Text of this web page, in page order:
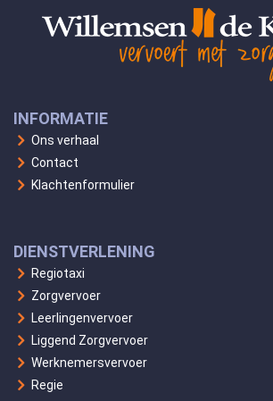
INFORMATIE
Ons verhaal
Contact
Klachtenformulier
DIENSTVERLENING
Regiotaxi
Zorgvervoer
Leerlingenvervoer
Liggend Zorgvervoer
Werknemersvervoer
Regie